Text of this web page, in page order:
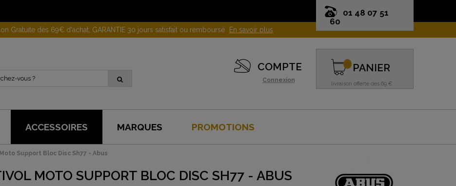
01 48 07 51
60
Gagnez 10 euros en parrainant un proche ! En savoir plus
COMPTE
Connexion
PANIER
livraison offerte dès 69 €
0
ACCESSOIRES MARQUES PROMOTIONS
Support Bloc Disc Sh77 - Abus
MOTO SUPPORT BLOC DISC SH77 - ABUS